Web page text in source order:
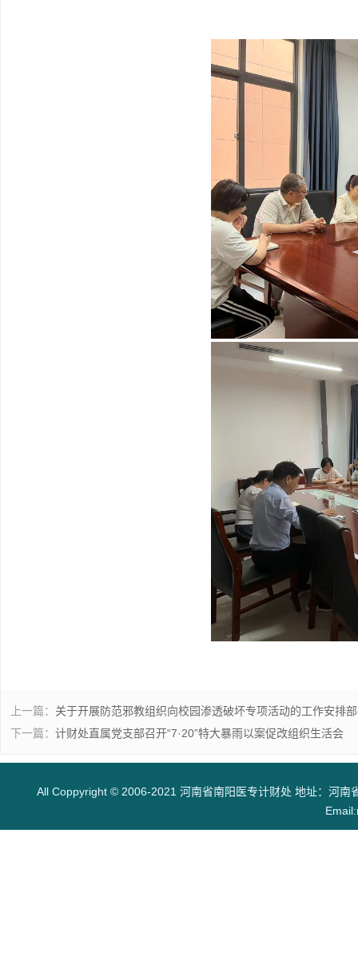
上一篇： 关于开展防范邪教组织向校园渗透破坏专项活动的工作安排
下一篇： 计财处直属党支部召开“7·20”特大暴雨以案促改组织生活会
All Coppyright © 2006-2021 河南省南阳医专计财处 地址：河